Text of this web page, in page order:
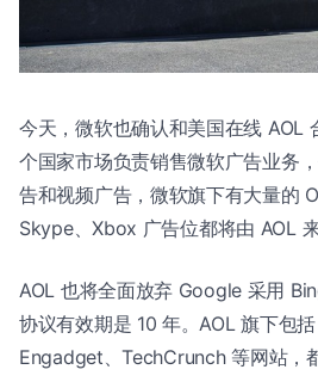
今天，微软也确认和美国在线 AOL
个国家市场负责销售微软广告业务
告和视频广告，微软旗下有大量的
Skype、Xbox 广告位都将由 AOL 来
AOL 也将全面放弃 Google 采用
协议有效期是 10 年。AOL 旗下包
Engadget、TechCrunch 等网站，